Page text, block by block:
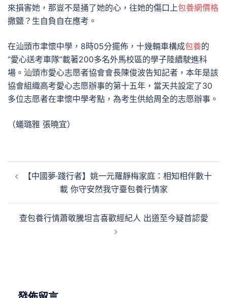
來損害她，那豈不是捅了她的心，往她的傷口上包養網價格
撒鹽？生自負自在應考。
在汕頭市聿懷中學，8時05分擺佈，十幾輛車構成包養的
“愛心送考車隊”載著200多名外馬校區的學子陸續駛進科
場。汕頭市愛心志愿者協會會長陳俊波告知記者，本年是該
協會組織高考愛心志愿辦事的第十五年，當天共設定了30
多位志愿者在聿懷中學考點，為考生供給周全的志愿辦事。
（蟻璐雅 張曉宜）
章
【中國夢·踐行者】姚一元羅靜梅家庭：相知相伴數十
載 你守安然我守臺包養行情家
查包養行情蕭敬騰坦言喜歡經紀人 出道至今疑首認愛